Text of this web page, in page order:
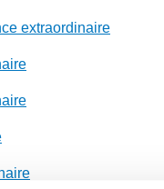
extraordinaire